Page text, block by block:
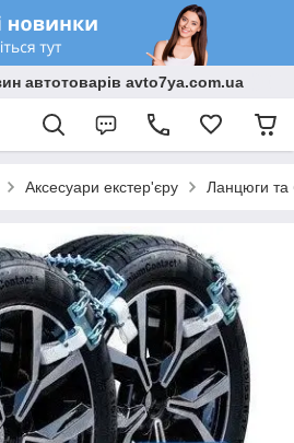
автотоварів avto7ya.com.ua
Аксесуари екстер'єру Ланцюги та